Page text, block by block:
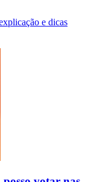
e dicas